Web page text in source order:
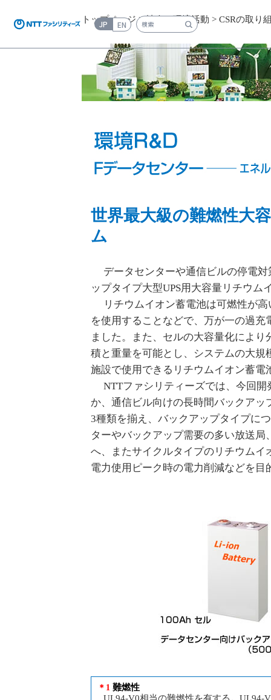
JP EN 検索キーワード入力
トップページ>社会・環境活動 > CSRの取り
世界最大級の難燃性大
ム
データセンターや通信ビルの停電対
ップタイプ大型UPS用大容量リチウ
リチウムイオン蓄電池は可燃性が高
を使用することなどで、万が一の過
ました。また、セルの大容量化によ
積と重量を可能とし、システムの大
施設で使用できるリチウムイオン蓄電
NTTファシリティーズでは、今回開
か、通信ビル向けの長時間バックア
3種類を揃え、バックアップタイプに
ターやバックアップ需要の多い放送
へ、またサイクルタイプのリチウム
電力使用ピーク時の電力削減などを目
＊1 難燃性